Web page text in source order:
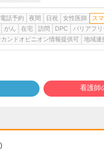
電話予約 夜間 日祝 女性医師 ス
がん 在宅 訪問 DPC バリアフリ
カンドオピニオン情報提供可 地域連
看護師